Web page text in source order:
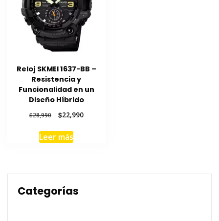
Reloj SKMEI 1637-BB –
Resistencia y
Funcionalidad en un
Diseño Híbrido
$28,990
original
era:
$22,990El
Leer más
Categorías